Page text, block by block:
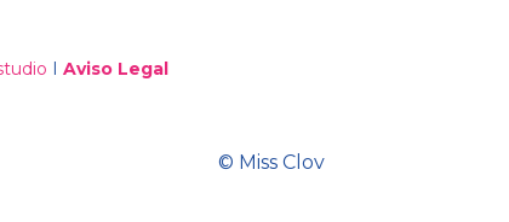
I Aviso Legal
© Miss Clov